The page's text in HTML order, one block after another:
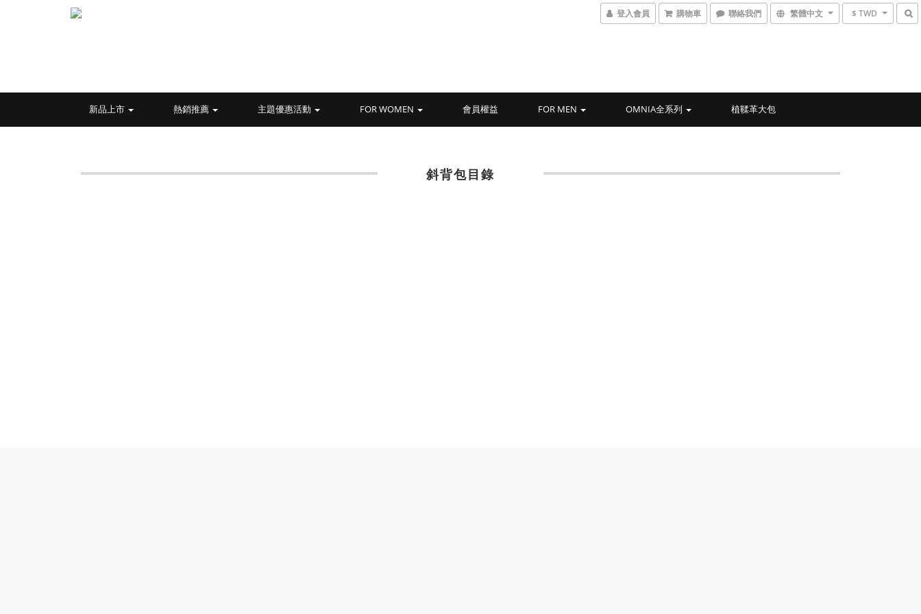
登入會員 購物車 聯絡我們 繁體中文 $ TWD
新品上市 熱銷推薦 主題優惠活動 FOR WOMEN 會員權益 FOR MEN OMNIA全系列 植鞣革大包
斜背包目錄